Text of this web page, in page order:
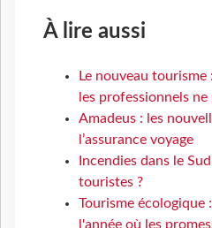
À lire aussi
Le nouveau
les professionnels
Amadeus : les
l’assurance voyage
Incendies dans le
touristes ?
Tourisme
l'année où les